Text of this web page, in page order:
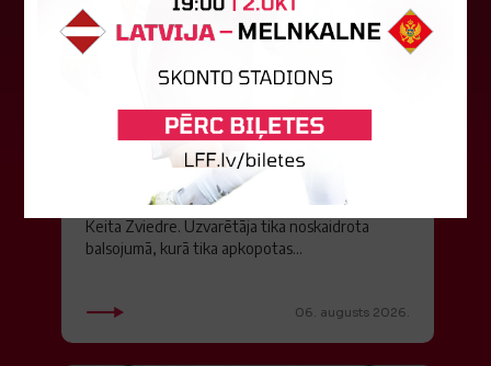
Jūlijā par labāko "LuckyBet" SFL
atzīta Keita Zviedre
Par "LuckyBet" Sieviešu futbola līgas jūnija
labāko spēlētāju atzīta FS "Metta" spēlētāja
Keita Zviedre. Uzvarētāja tika noskaidrota
balsojumā, kurā tika apkopotas...
06. augusts 2026.